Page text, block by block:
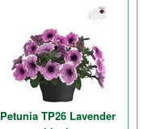
Petunia TP26 Lavender